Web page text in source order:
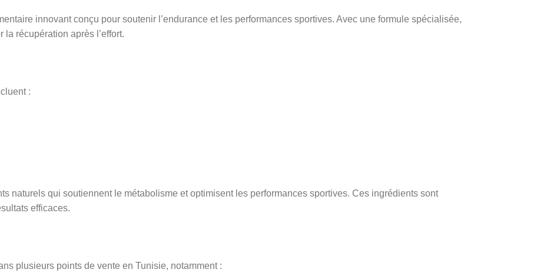
innovant conçu pour soutenir l’endurance et les performances sportives. Avec une formule spécialisée,
récupération après l’effort.
:
naturels qui soutiennent le métabolisme et optimisent les performances sportives. Ces ingrédients sont
efficaces.
plusieurs points de vente en Tunisie, notamment :